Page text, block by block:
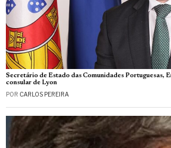
Secretário de Estado das Comunidades Portuguesas,
consular de Lyon
POR CARLOS PEREIRA